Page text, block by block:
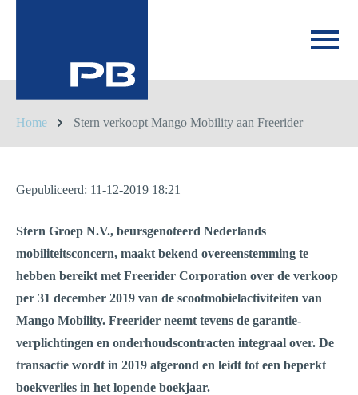
Home Stern verkoopt Mango Mobility aan Freerider
Gepubliceerd: 11-12-2019 18:21
Stern Groep N.V., beursgenoteerd Nederlands
mobiliteitsconcern, maakt bekend overeenstemming te
hebben bereikt met Freerider Corporation over de verkoop
per 31 december 2019 van de scootmobielactiviteiten van
Mango Mobility. Freerider neemt tevens de garantie-
verplichtingen en onderhoudscontracten integraal over. De
transactie wordt in 2019 afgerond en leidt tot een beperkt
boekverlies in het lopende boekjaar.